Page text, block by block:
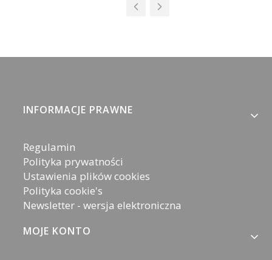
Linki w stopce
INFORMACJE PRAWNE
Regulamin
Polityka prywatności
Ustawienia plików cookies
Polityka cookie's
Newsletter - wersja elektroniczna
MOJE KONTO